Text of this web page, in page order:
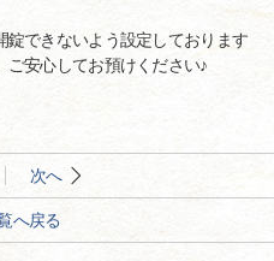
錠できないよう設定しております
安心してお預けください♪
次へ
へ戻る